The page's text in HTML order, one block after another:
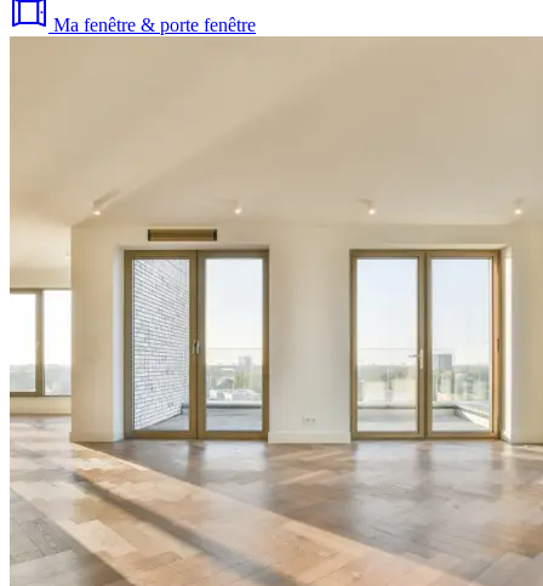
Ma fenêtre & porte fenêtre